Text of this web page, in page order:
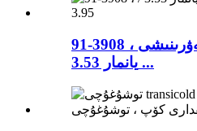
91-3908 ، تېرمو پادىشاھىنىڭ تەۋرىنىشى
يانمار 3.53 ...